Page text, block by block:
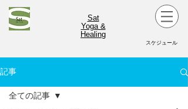
Sat
Yoga &
Healing
スケジュール
記事
全ての記事